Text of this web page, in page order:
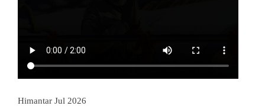
Himantar Jul 2026